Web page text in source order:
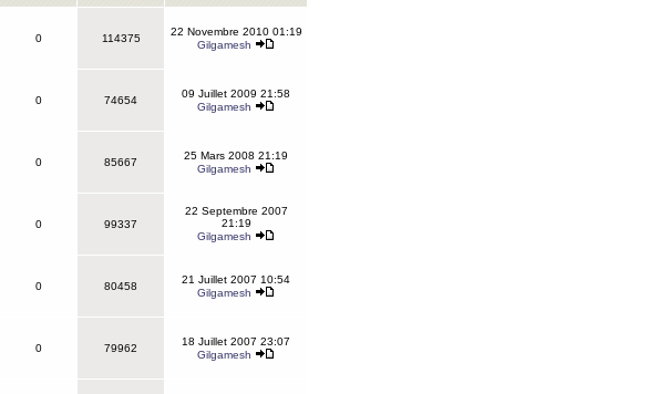
0 114375
22 Novembre 2010 01:19
Gilgamesh
0 74654
09 Juillet 2009 21:58
Gilgamesh
0 85667
25 Mars 2008 21:19
Gilgamesh
0 99337
22 Septembre 2007
21:19
Gilgamesh
0 80458
21 Juillet 2007 10:54
Gilgamesh
0 79962
18 Juillet 2007 23:07
Gilgamesh